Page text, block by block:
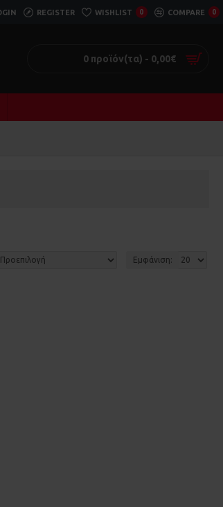
REGISTER WISHLIST 0 COMPARE 0
0 προϊόν(τα) - 0,00€
Εμφάνιση: